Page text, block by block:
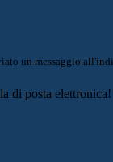
un messaggio
di posta elettronica!